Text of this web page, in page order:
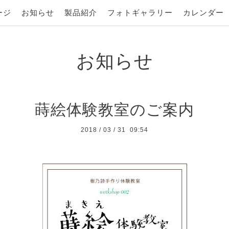
ジ お知らせ 製品紹介 フォトギャラリー カレンダー
お知らせ
蒔絵体験教室のご案内
2018 / 03 / 31 09:54